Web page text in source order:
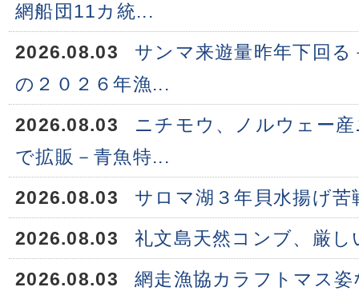
網船団11カ統...
2026.08.03
サンマ来遊量昨年下回
の２０２６年漁...
2026.08.03
ニチモウ、ノルウェー
で拡販－青魚特...
2026.08.03
サロマ湖３年貝水揚げ苦
2026.08.03
礼文島天然コンブ、厳し
2026.08.03
網走漁協カラフトマス